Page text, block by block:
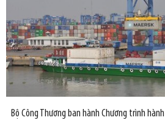
Bộ Công Thương ban hành Chương trình